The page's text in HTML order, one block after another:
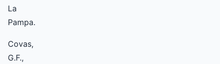
La
Pampa.
Covas,
G.F.,